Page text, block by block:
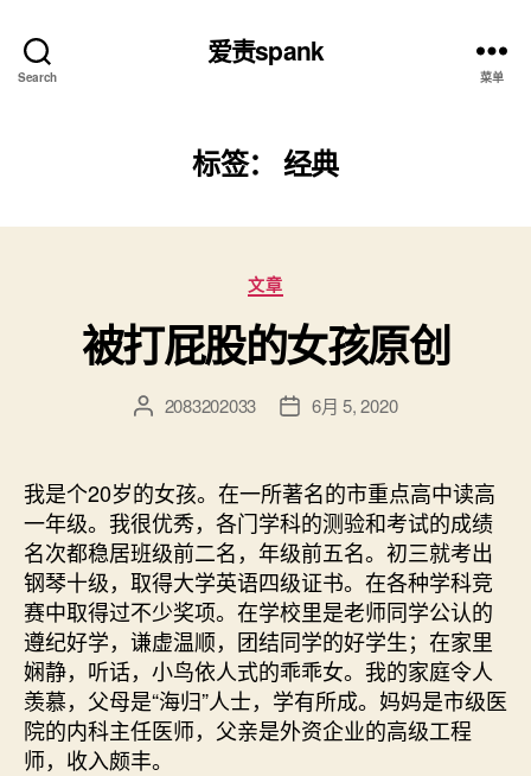
Search
爱责spank
菜单
标签： 经典
分
类
文章
被打屁股的女孩原创
文
者
2083202033
发
期
6月 5, 2020
我是个20岁的女孩。在一所著名的市重点高中读高
一年级。我很优秀，各门学科的测验和考试的成绩
名次都稳居班级前二名，年级前五名。初三就考出
钢琴十级，取得大学英语四级证书。在各种学科竞
赛中取得过不少奖项。在学校里是老师同学公认的
遵纪好学，谦虚温顺，团结同学的好学生；在家里
娴静，听话，小鸟依人式的乖乖女。我的家庭令人
羡慕，父母是“海归”人士，学有所成。妈妈是市级医
院的内科主任医师，父亲是外资企业的高级工程
师，收入颇丰。